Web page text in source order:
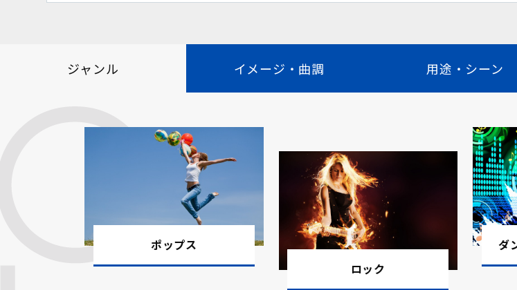
2026.01.20
新曲追加しました。 チェロ＆ピアノで味わう、心ほどけるひととき-。しっと
り聞ける12曲です。新曲一覧はこちら。
2025.08.06
新曲追加しました。 有名クラシック曲を、鮮やかでキラキラとしたダンスチ
ューンに大胆アレンジした10曲です。新曲一覧はこちら。
新曲追加しました。 映像に心を吹き込む、静謐で美しいクラシック音楽を厳
選した13曲です。新曲一覧はこちら。
2025.03.27
新曲追加しました。 心をやさしく解きほぐすヒーリングミュージック12曲で
す。新曲一覧はこちら。
ジャンル イメージ・曲調 用途・シーン
ポップス
ロック
ダ